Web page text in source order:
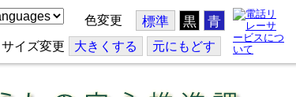
色変更 標準 黒 青
サイズ変更 大きくする 元にもどす